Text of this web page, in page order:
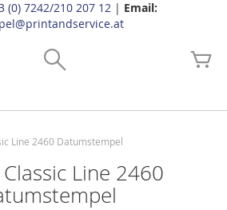
(0) 7242/210 207 12| Email:
Inhalt
springen
Line 2460 Datumstempel
Classic Line 2460